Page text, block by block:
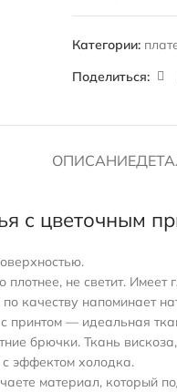
Категории:
Поделиться:
ОПИСАНИЕ
с цветочным
плотнее, не светит.
по качеству
принтом — идеальная
брючки. Ткань
эффектом холодка.
материал, который